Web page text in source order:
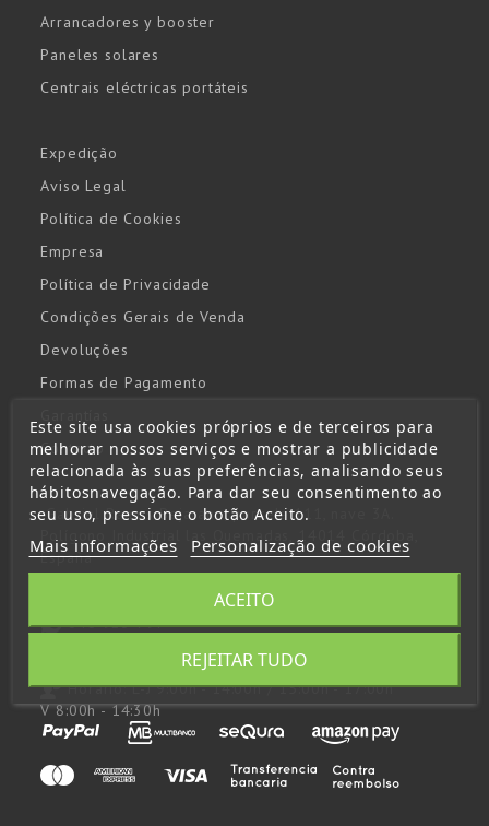
Arrancadores y booster
Paneles solares
Centrais eléctricas portáteis
Expedição
Aviso Legal
Política de Cookies
Empresa
Política de Privacidade
Condições Gerais de Venda
Devoluções
Formas de Pagamento
Contacto
Gabriel Ramos Bejarano, parcela 111, nave 3A.
Polígono Industrial las Quemadas, 14014 Córdoba,
España
648 923 797
consultas@andupil.com
Horário:L-J 9:00h - 14:00h / 15:00h - 17:00h
V 8:00h - 14:30h
Este site usa cookies próprios e de terceiros para
melhorar nossos serviços e mostrar a publicidade
relacionada às suas preferências, analisando seus
hábitosnavegação. Para dar seu consentimento ao
seu uso, pressione o botão Aceito.
Mais informações Personalização de cookies
REJEITAR TUDO
ACEITO